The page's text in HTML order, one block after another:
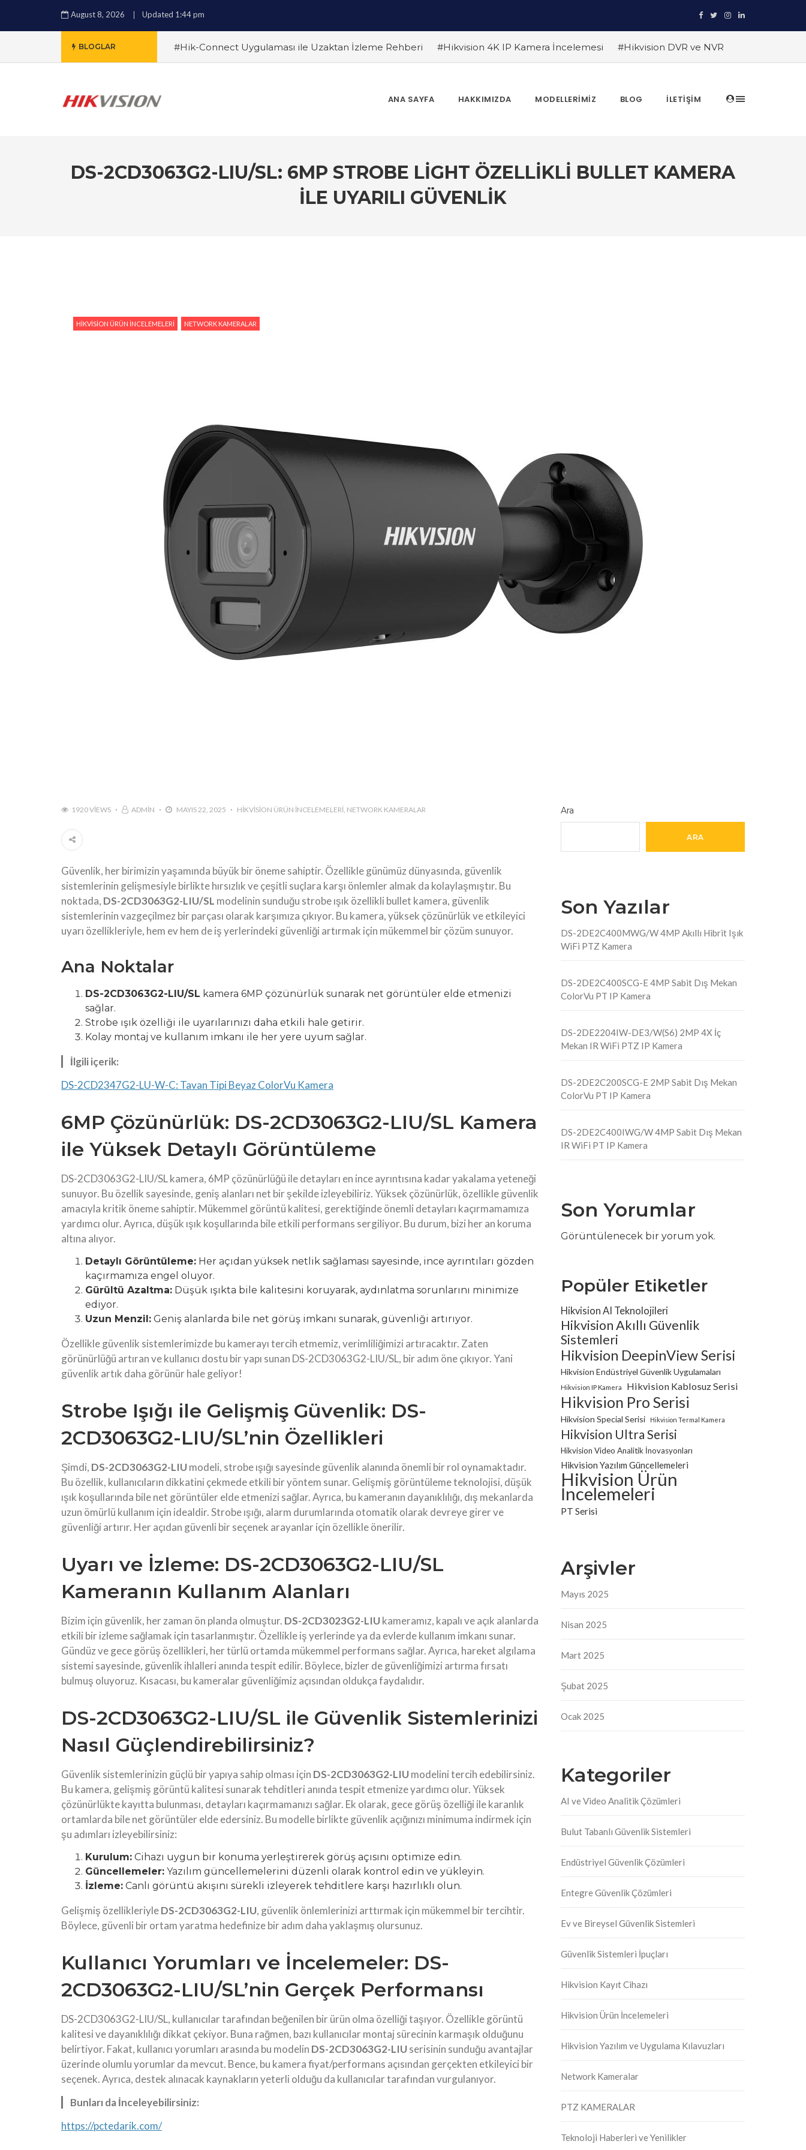
August 8, 2026 Updated 1:44 pm
BLOGLAR #Hik-Connect Uygulaması ile Uzaktan İzleme Rehberi #Hikvision 4K IP Kamera İncelemesi
#Hikvision DVR ve NVR
Sistemleri Arasındaki Farklar
#Endüstriyel Güvenlik Çözümleri ile İşyerinizi Koruyun
#TRT Haber Güvenlik Kamerası
#Yapay Zeka Destekli Kamera Sistemlerinin Avantajları
#Hikvision Akıllı Video İzleme:
ANA SAYFA HAKKIMIZDA MODELLERIMIZ BLOG İLETIŞIM
DS-2CD3063G2-LIU/SL: 6MP STROBE LIGHT ÖZELLIKLI BULLET KAMERA
ILE UYARILI GÜVENLIK
HIKVISION ÜRÜN İNCELEMELERI NETWORK KAMERALAR
1920 VIEWS ADMIN MAYIS 22, 2025 HIKVISION ÜRÜN İNCELEMELERI NETWORK KAMERALAR
Güvenlik, her birimizin yaşamında büyük bir öneme sahiptir. Özellikle günümüz dünyasında, güvenlik
sistemlerinin gelişmesiyle birlikte hırsızlık ve çeşitli suçlara karşı önlemler almak da kolaylaşmıştır. Bu
noktada, DS-2CD3063G2-LIU/SL modelinin sunduğu strobe ışık özellikli bullet kamera, güvenlik
sistemlerinin vazgeçilmez bir parçası olarak karşımıza çıkıyor. Bu kamera, yüksek çözünürlük ve etkileyici
uyarı özellikleriyle, hem ev hem de iş yerlerindeki güvenliği artırmak için mükemmel bir çözüm sunuyor.
Ana Noktalar
DS-2CD3063G2-LIU/SL kamera 6MP çözünürlük sunarak net görüntüler elde etmenizi
sağlar.
Strobe ışık özelliği ile uyarılarınızı daha etkili hale getirir.
Kolay montaj ve kullanım imkanı ile her yere uyum sağlar.
İlgili içerik:
DS-2CD2347G2-LU-W-C: Tavan Tipi Beyaz ColorVu Kamera
6MP Çözünürlük: DS-2CD3063G2-LIU/SL Kamera
ile Yüksek Detaylı Görüntüleme
DS-2CD3063G2-LIU/SL kamera, 6MP çözünürlüğü ile detayları en ince ayrıntısına kadar yakalama yeteneği
sunuyor. Bu özellik sayesinde, geniş alanları net bir şekilde izleyebiliriz. Yüksek çözünürlük, özellikle güvenlik
amacıyla kritik öneme sahiptir. Mükemmel görüntü kalitesi, gerektiğinde önemli detayları kaçırmamamıza
yardımcı olur. Ayrıca, düşük ışık koşullarında bile etkili performans sergiliyor. Bu durum, bizi her an koruma
altına alıyor.
Detaylı Görüntüleme: Her açıdan yüksek netlik sağlaması sayesinde, ince ayrıntıları gözden
kaçırmamıza engel oluyor.
Gürültü Azaltma: Düşük ışıkta bile kalitesini koruyarak, aydınlatma sorunlarını minimize
ediyor.
Uzun Menzil: Geniş alanlarda bile net görüş imkanı sunarak, güvenliği artırıyor.
Özellikle güvenlik sistemlerimizde bu kamerayı tercih etmemiz, verimliliğimizi artıracaktır. Zaten
görünürlüğü artıran ve kullanıcı dostu bir yapı sunan DS-2CD3063G2-LIU/SL, bir adım öne çıkıyor. Yani
güvenlik artık daha görünür hale geliyor!
Strobe Işığı ile Gelişmiş Güvenlik: DS-
2CD3063G2-LIU/SL’nin Özellikleri
Şimdi, DS-2CD3063G2-LIUmodeli, strobe ışığı sayesinde güvenlik alanında önemli bir rol oynamaktadır.
Bu özellik, kullanıcıların dikkatini çekmede etkili bir yöntem sunar. Gelişmiş görüntüleme teknolojisi, düşük
ışık koşullarında bile net görüntüler elde etmenizi sağlar. Ayrıca, bu kameranın dayanıklılığı, dış mekanlarda
uzun ömürlü kullanım için idealdir. Strobe ışığı, alarm durumlarında otomatik olarak devreye girer ve
güvenliği artırır. Her açıdan güvenli bir seçenek arayanlar için özellikle önerilir.
Uyarı ve İzleme: DS-2CD3063G2-LIU/SL
Kameranın Kullanım Alanları
Bizim için güvenlik, her zaman ön planda olmuştur. DS-2CD3023G2-LIUkameramız, kapalı ve açık alanlarda
etkili bir izleme sağlamak için tasarlanmıştır. Özellikle iş yerlerinde ya da evlerde kullanım imkanı sunar.
Gündüz ve gece görüş özellikleri, her türlü ortamda mükemmel performans sağlar. Ayrıca, hareket algılama
sistemi sayesinde, güvenlik ihlalleri anında tespit edilir. Böylece, bizler de güvenliğimizi artırma fırsatı
bulmuş oluyoruz. Kısacası, bu kameralar güvenliğimiz açısından oldukça faydalıdır.
DS-2CD3063G2-LIU/SL ile Güvenlik Sistemlerinizi
Nasıl Güçlendirebilirsiniz?
Güvenlik sistemlerinizin güçlü bir yapıya sahip olması için DS-2CD3063G2-LIUmodelini tercih edebilirsiniz.
Bu kamera, gelişmiş görüntü kalitesi sunarak tehditleri anında tespit etmenize yardımcı olur. Yüksek
çözünürlükte kayıtta bulunması, detayları kaçırmamanızı sağlar. Ek olarak, gece görüş özelliği ile karanlık
ortamlarda bile net görüntüler elde edersiniz. Bu modelle birlikte güvenlik açığınızı minimuma indirmek için
şu adımları izleyebilirsiniz:
Kurulum: Cihazı uygun bir konuma yerleştirerek görüş açısını optimize edin.
Güncellemeler: Yazılım güncellemelerini düzenli olarak kontrol edin ve yükleyin.
İzleme: Canlı görüntü akışını sürekli izleyerek tehditlere karşı hazırlıklı olun.
Gelişmiş özellikleriyleDS-2CD3063G2-LIU, güvenlik önlemlerinizi arttırmak için mükemmel bir tercihtir.
Böylece, güvenli bir ortam yaratma hedefinize bir adım daha yaklaşmış olursunuz.
Kullanıcı Yorumları ve İncelemeler: DS-
2CD3063G2-LIU/SL’nin Gerçek Performansı
DS-2CD3063G2-LIU/SL, kullanıcılar tarafından beğenilen bir ürün olma özelliği taşıyor. Özellikle görüntü
kalitesi ve dayanıklılığı dikkat çekiyor. Buna rağmen, bazı kullanıcılar montaj sürecinin karmaşık olduğunu
belirtiyor. Fakat, kullanıcı yorumları arasında bu modelin DS-2CD3063G2-LIUserisinin sunduğu avantajlar
üzerinde olumlu yorumlar da mevcut. Bence, bu kamera fiyat/performans açısından gerçekten etkileyici bir
seçenek. Ayrıca, destek alınacak kaynakların yeterli olduğu da kullanıcılar tarafından vurgulanıyor.
Bunları da İnceleyebilirsiniz:
https://pctedarik.com/
Ara
ARA
Son Yazılar
DS-2DE2C400MWG/W 4MP Akıllı Hibrit Işık
WiFi PTZ Kamera
DS-2DE2C400SCG-E 4MP Sabit Dış Mekan
ColorVu PT IP Kamera
DS-2DE2204IW-DE3/W(S6) 2MP 4X İç
Mekan IR WiFi PTZ IP Kamera
DS-2DE2C200SCG-E 2MP Sabit Dış Mekan
ColorVu PT IP Kamera
DS-2DE2C400IWG/W 4MP Sabit Dış Mekan
IR WiFi PT IP Kamera
Son Yorumlar
Görüntülenecek bir yorum yok.
Popüler Etiketler
Hikvision AI Teknolojileri
Hikvision Akıllı Güvenlik
Sistemleri
Hikvision DeepinView Serisi
Hikvision Endüstriyel Güvenlik Uygulamaları
Hikvision IP Kamera Hikvision Kablosuz Serisi
Hikvision Pro Serisi
Hikvision Special Serisi Hikvision Termal Kamera
Hikvision Ultra Serisi
Hikvision Video Analitik İnovasyonları
Hikvision Yazılım Güncellemeleri
Hikvision Ürün
İncelemeleri
PT Serisi
Arşivler
Mayıs 2025
Nisan 2025
Mart 2025
Şubat 2025
Ocak 2025
Kategoriler
AI ve Video Analitik Çözümleri
Bulut Tabanlı Güvenlik Sistemleri
Endüstriyel Güvenlik Çözümleri
Entegre Güvenlik Çözümleri
Ev ve Bireysel Güvenlik Sistemleri
Güvenlik Sistemleri İpuçları
Hikvision Kayıt Cihazı
Hikvision Ürün İncelemeleri
Hikvision Yazılım ve Uygulama Kılavuzları
Network Kameralar
PTZ KAMERALAR
Teknoloji Haberleri ve Yenilikler